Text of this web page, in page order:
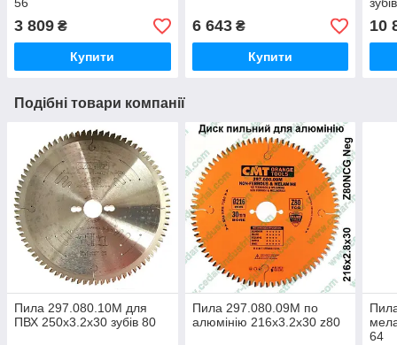
56
3 809 ₴
Купити
6 643₴
Купити
зубів
10
Подібні товари компанії
Пила 297.080.10M для
ПВХ 250x3.2x30 зубів 80
Пила 297.080.09M по
алюмінію 216x3.2x30 z80
64